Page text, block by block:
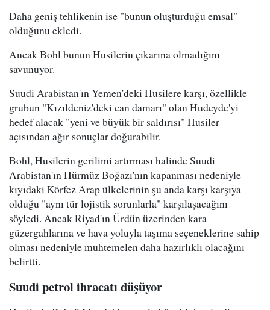
Daha geniş tehlikenin ise "bunun oluşturduğu emsal"
olduğunu ekledi.
Ancak Bohl bunun Husilerin çıkarına olmadığını
savunuyor.
Suudi Arabistan'ın Yemen'deki Husilere karşı, özellikle
grubun "Kızıldeniz'deki can damarı" olan Hudeyde'yi
hedef alacak "yeni ve büyük bir saldırısı" Husiler
açısından ağır sonuçlar doğurabilir.
Bohl, Husilerin gerilimi artırması halinde Suudi
Arabistan'ın Hürmüz Boğazı'nın kapanması nedeniyle
kıyıdaki Körfez Arap ülkelerinin şu anda karşı karşıya
olduğu "aynı tür lojistik sorunlarla" karşılaşacağını
söyledi. Ancak Riyad'ın Ürdün üzerinden kara
güzergahlarına ve hava yoluyla taşıma seçeneklerine sahip
olması nedeniyle muhtemelen daha hazırlıklı olacağını
belirtti.
Suudi petrol ihracatı düşüyor